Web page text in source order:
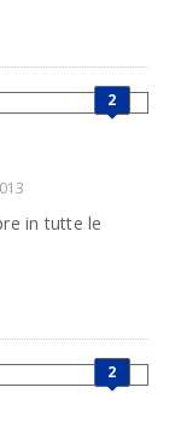
2
in tutte le
2